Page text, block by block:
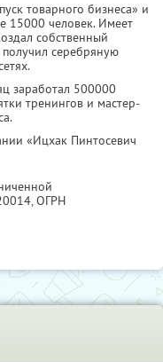
товарного бизнеса» и
15000 человек. Имеет
собственный
серебряную
заработал 500000
тренингов и мастер-
«Ицхак Пинтосевич
, ОГРН